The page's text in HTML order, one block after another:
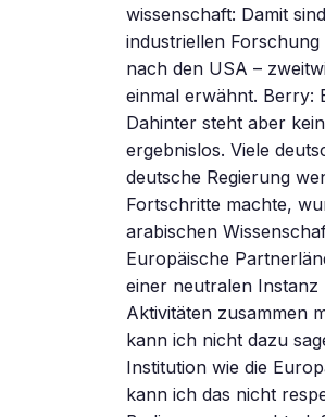
wissenschaft: Damit
industriellen
nach den USA –
einmal erwähnt. Berry:
Dahinter steht aber
ergebnislos. Viele
deutsche Regierung
Fortschritte machte,
arabischen
Europäische
einer neutralen Instanz
Aktivitäten zusammen
kann ich nicht dazu
Institution wie die
kann ich das nicht